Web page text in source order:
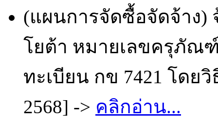
(แผนการจัดซื้อจัดจ้าง)
โยต้า หมายเลขครุภัณฑ์
ทะเบียน กข 7421 โดย
2568] -> คลิกอ่าน...